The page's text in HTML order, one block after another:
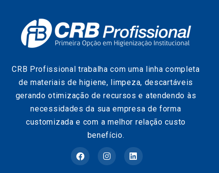
CRB Profissional trabalha com uma linha completa
de materiais de higiene, limpeza, descartáveis
gerando otimização de recursos e atendendo às
necessidades da sua empresa de forma
customizada e com a melhor relação custo
benefício.